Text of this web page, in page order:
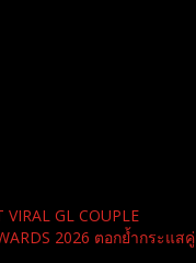
GL COUPLE
2026 ตอกย้ำกระแสคู่